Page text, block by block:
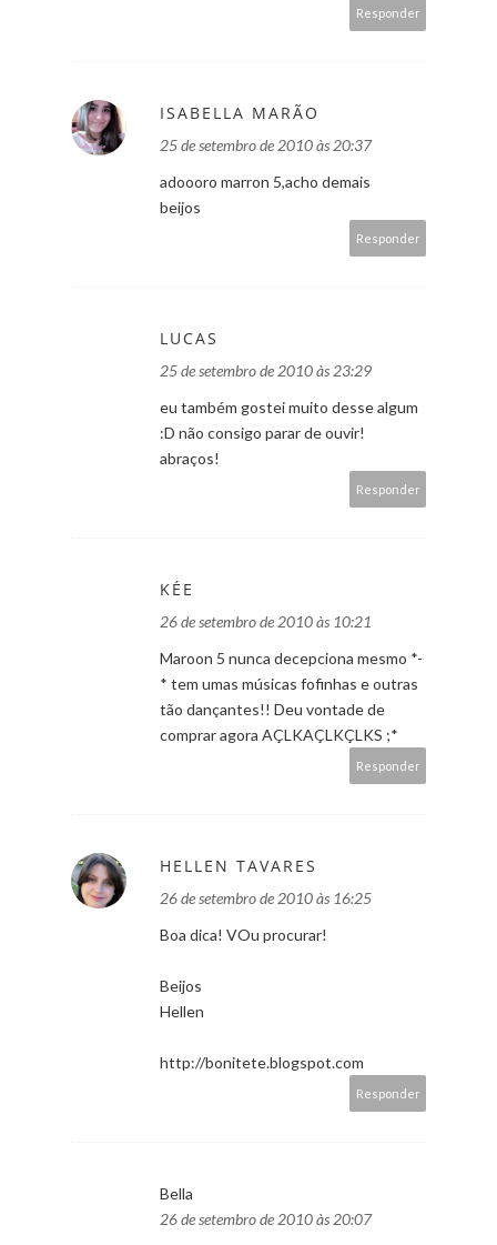
Responder
ISABELLA MARÃO
25 de setembro de 2010 às 20:37
adoooro marron 5,acho demais
beijos
Responder
LUCAS
25 de setembro de 2010 às 23:29
eu também gostei muito desse algum
:D não consigo parar de ouvir!
abraços!
Responder
KÉE
26 de setembro de 2010 às 10:21
Maroon 5 nunca decepciona mesmo *-
* tem umas músicas fofinhas e outras
tão dançantes!! Deu vontade de
comprar agora AÇLKAÇLKÇLKS ;*
Responder
HELLEN TAVARES
26 de setembro de 2010 às 16:25
Boa dica! VOu procurar!
Beijos
Hellen
http://bonitete.blogspot.com
Responder
Bella
26 de setembro de 2010 às 20:07